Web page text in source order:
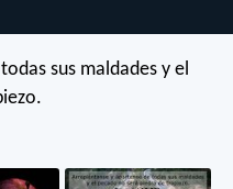
sus maldades y el